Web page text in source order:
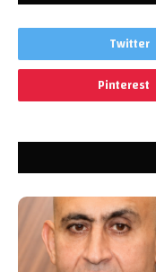
Twitter
Pinterest